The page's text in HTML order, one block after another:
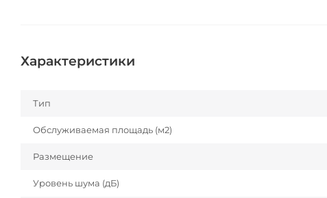
Характеристики
Тип
Обслуживаемая площадь (м2)
Размещение
Уровень шума (дБ)